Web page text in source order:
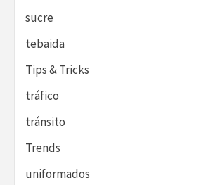
sucre
tebaida
Tips & Tricks
tráfico
tránsito
Trends
uniformados